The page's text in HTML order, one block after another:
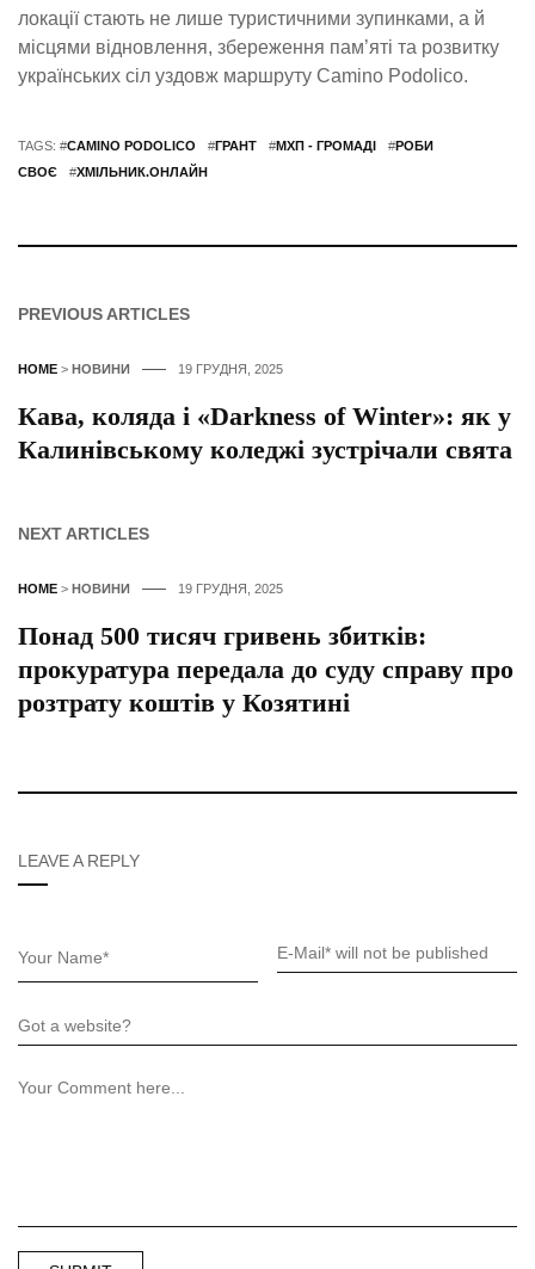
локації стають не лише туристичними зупинками, а й
місцями відновлення, збереження пам’яті та розвитку
українських сіл уздовж маршруту Camino Podolico.
TAGS: #CAMINO PODOLICO #ГРАНТ #МХП - ГРОМАДІ #РОБИ
СВОЄ
#ХМІЛЬНИК.ОНЛАЙН
PREVIOUS ARTICLES
HOME > НОВИНИ 19 ГРУДНЯ, 2025
Кава, коляда і «Darkness of Winter»: як у
Калинівському коледжі зустрічали свята
NEXT ARTICLES
HOME > НОВИНИ 19 ГРУДНЯ, 2025
Понад 500 тисяч гривень збитків:
прокуратура передала до суду справу про
розтрату коштів у Козятині
LEAVE A REPLY